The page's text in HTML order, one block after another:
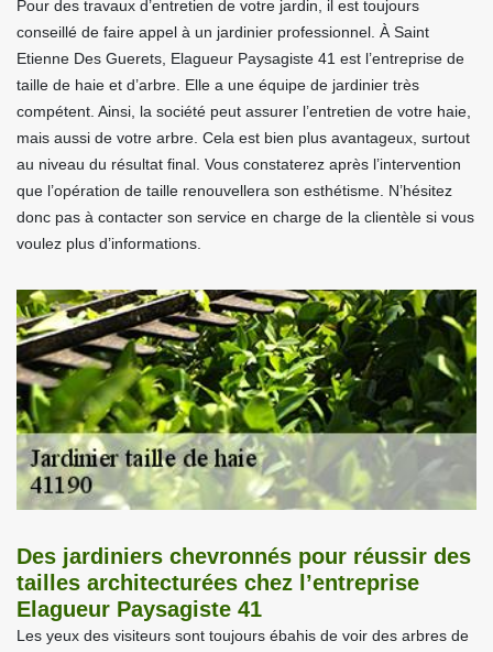
Pour des travaux d’entretien de votre jardin, il est toujours
conseillé de faire appel à un jardinier professionnel. À Saint
Etienne Des Guerets, Elagueur Paysagiste 41 est l’entreprise de
taille de haie et d’arbre. Elle a une équipe de jardinier très
compétent. Ainsi, la société peut assurer l’entretien de votre haie,
mais aussi de votre arbre. Cela est bien plus avantageux, surtout
au niveau du résultat final. Vous constaterez après l’intervention
que l’opération de taille renouvellera son esthétisme. N’hésitez
donc pas à contacter son service en charge de la clientèle si vous
voulez plus d’informations.
Des jardiniers chevronnés pour réussir des
tailles architecturées chez l’entreprise
Elagueur Paysagiste 41
Les yeux des visiteurs sont toujours ébahis de voir des arbres de